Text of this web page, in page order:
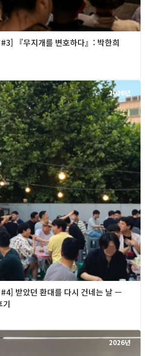
『무지개를 변호하다』: 박한희
2026년
받았던 환대를 다시 건네는 날 —
기
2026년